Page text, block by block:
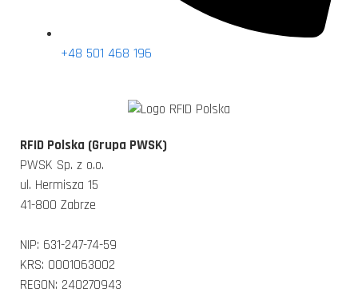
+48 501 468 196
RFID Polska (Grupa PWSK)
PWSK Sp. z o.o.
ul. Hermisza 15
41-800 Zabrze
NIP: 631-247-74-59
KRS: 0001063002
REGON: 240270943